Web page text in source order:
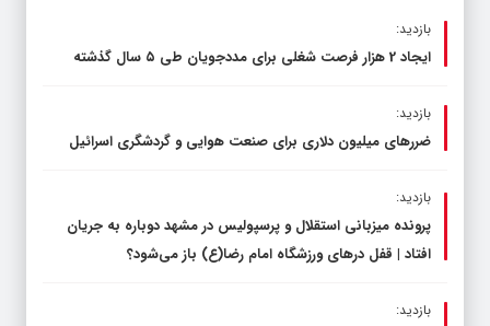
بازدید:
ایجاد 2 هزار فرصت شغلی برای مددجویان طی ۵ سال گذشته
بازدید:
ضررهای میلیون دلاری برای صنعت هوایی و گردشگری اسرائیل
بازدید:
پرونده میزبانی استقلال و پرسپولیس در مشهد دوباره به جریان
افتاد | قفل در‌های ورزشگاه امام رضا(ع) باز می‌شود؟
بازدید: